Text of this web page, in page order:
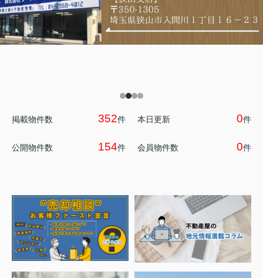
掲載物件数 352件 本日更新 0件
公開物件数 154件 会員物件数 0件